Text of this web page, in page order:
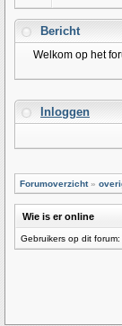
Bericht
Welkom op het
Inloggen
Forumoverzicht»
Wie is er online
Gebruikers op dit